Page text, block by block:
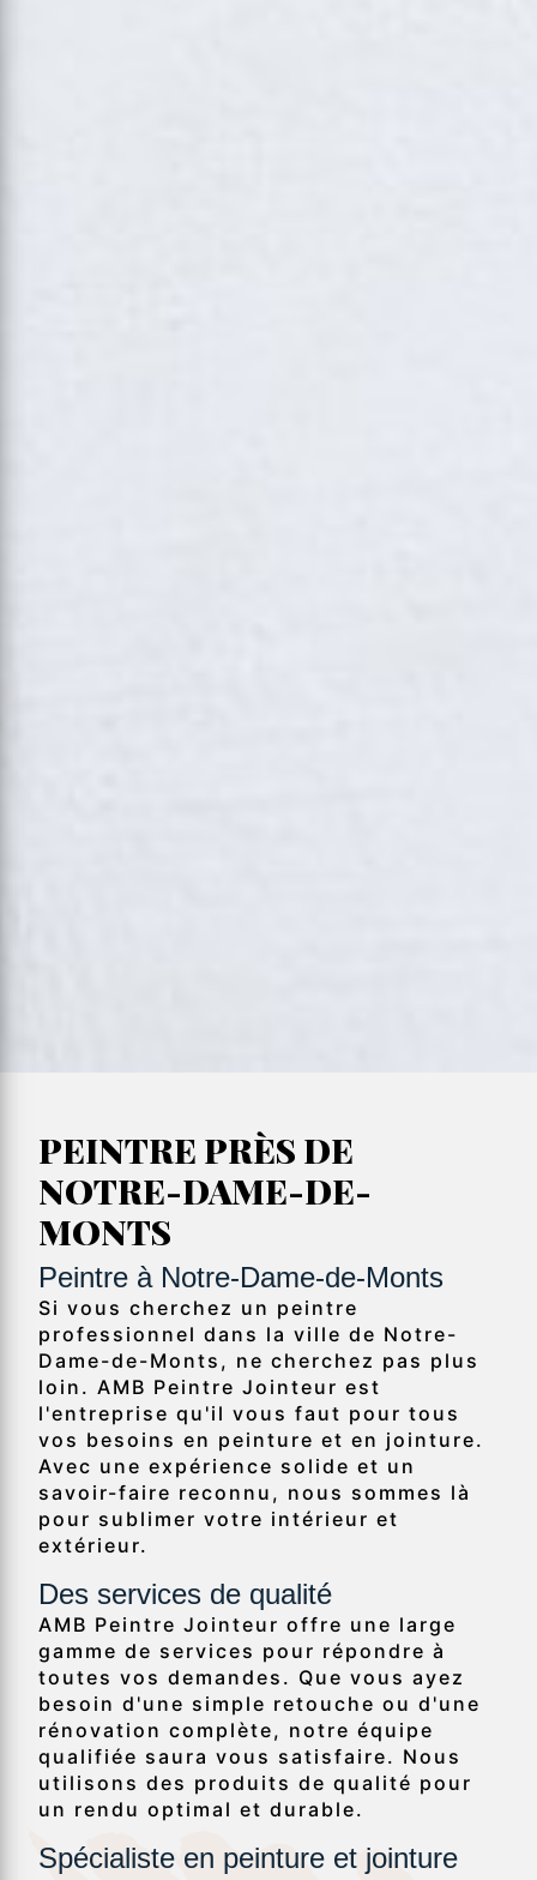
PEINTRE PRÈS DE
NOTRE-DAME-DE-
MONTS
Peintre à Notre-Dame-de-Monts
Si vous cherchez un peintre
professionnel dans la ville de Notre-
Dame-de-Monts, ne cherchez pas plus
loin. AMB Peintre Jointeur est
l'entreprise qu'il vous faut pour tous
vos besoins en peinture et en jointure.
Avec une expérience solide et un
savoir-faire reconnu, nous sommes là
pour sublimer votre intérieur et
extérieur.
Des services de qualité
AMB Peintre Jointeur offre une large
gamme de services pour répondre à
toutes vos demandes. Que vous ayez
besoin d'une simple retouche ou d'une
rénovation complète, notre équipe
qualifiée saura vous satisfaire. Nous
utilisons des produits de qualité pour
un rendu optimal et durable.
Spécialiste en peinture et jointure